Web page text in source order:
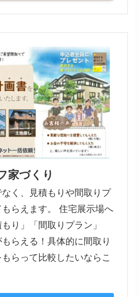
家づくり
く、見積もりや間取りプ
らえます。 住宅展示場へ
り」「間取りプラン」
もらえる！具体的に間取り
らって比較したいならこ